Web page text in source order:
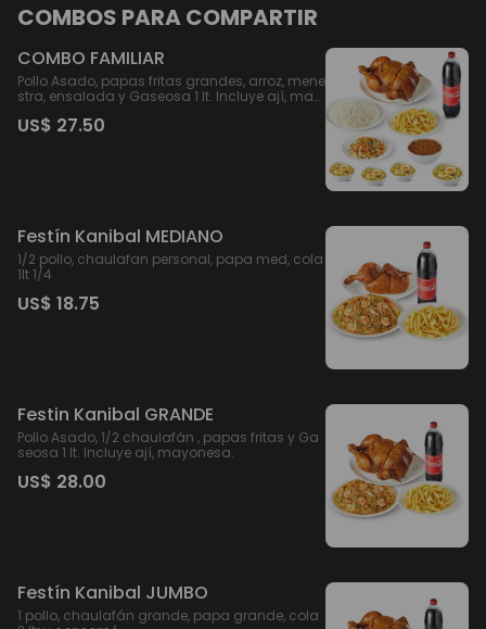
COMBOS PARA COMPARTIR
COMBO FAMILIAR
Pollo Asado, papas fritas grandes, arroz, mene
stra, ensalada y Gaseosa 1 lt. Incluye ají, may
US$ 27.50
Festín Kanibal MEDIANO
1/2 pollo, chaulafan personal, papa med, cola
1lt 1/4
US$ 18.75
Festin Kanibal GRANDE
Pollo Asado, 1/2 chaulafán , papas fritas y Ga
seosa 1 lt. Incluye ají, mayonesa.
US$ 28.00
Festín Kanibal JUMBO
1 pollo, chaulafán grande, papa grande, cola